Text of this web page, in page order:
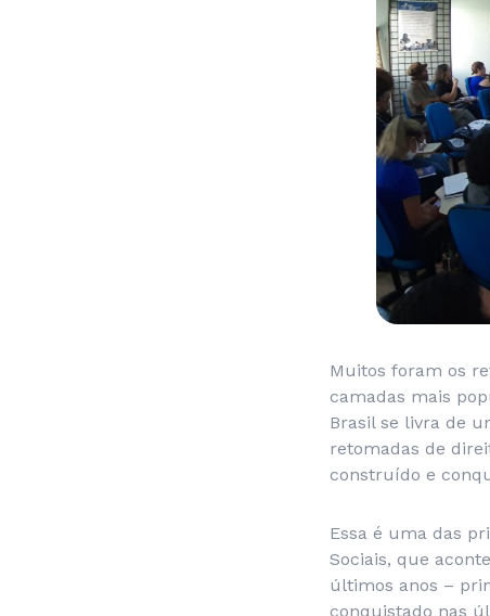
Muitos foram os
camadas mais
Brasil se livra de
retomadas de
construído e
Essa é uma das
Sociais, que
últimos anos –
conquistado nas